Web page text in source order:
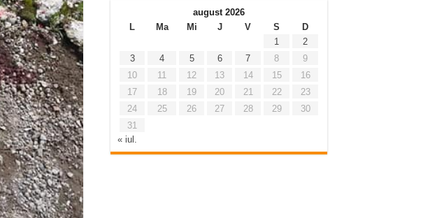
august 2026
L
Ma Mi J V S
D
1
2
3
4 5 6 7 8
9
10
11 12 13 14 15
16
17
18 19 20 21 22
23
24
25 26 27 28 29
30
31
« iul.